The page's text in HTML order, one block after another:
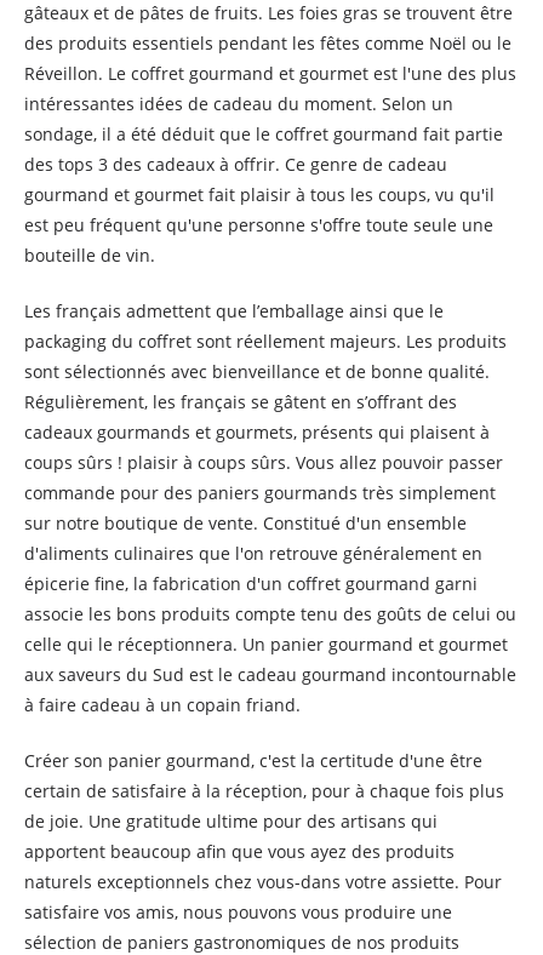
gâteaux et de pâtes de fruits. Les foies gras se trouvent être
des produits essentiels pendant les fêtes comme Noël ou le
Réveillon. Le coffret gourmand et gourmet est l'une des plus
intéressantes idées de cadeau du moment. Selon un
sondage, il a été déduit que le coffret gourmand fait partie
des tops 3 des cadeaux à offrir. Ce genre de cadeau
gourmand et gourmet fait plaisir à tous les coups, vu qu'il
est peu fréquent qu'une personne s'offre toute seule une
bouteille de vin.
Les français admettent que l’emballage ainsi que le
packaging du coffret sont réellement majeurs. Les produits
sont sélectionnés avec bienveillance et de bonne qualité.
Régulièrement, les français se gâtent en s’offrant des
cadeaux gourmands et gourmets, présents qui plaisent à
coups sûrs ! plaisir à coups sûrs. Vous allez pouvoir passer
commande pour des paniers gourmands très simplement
sur notre boutique de vente. Constitué d'un ensemble
d'aliments culinaires que l'on retrouve généralement en
épicerie fine, la fabrication d'un coffret gourmand garni
associe les bons produits compte tenu des goûts de celui ou
celle qui le réceptionnera. Un panier gourmand et gourmet
aux saveurs du Sud est le cadeau gourmand incontournable
à faire cadeau à un copain friand.
Créer son panier gourmand, c'est la certitude d'une être
certain de satisfaire à la réception, pour à chaque fois plus
de joie. Une gratitude ultime pour des artisans qui
apportent beaucoup afin que vous ayez des produits
naturels exceptionnels chez vous-dans votre assiette. Pour
satisfaire vos amis, nous pouvons vous produire une
sélection de paniers gastronomiques de nos produits